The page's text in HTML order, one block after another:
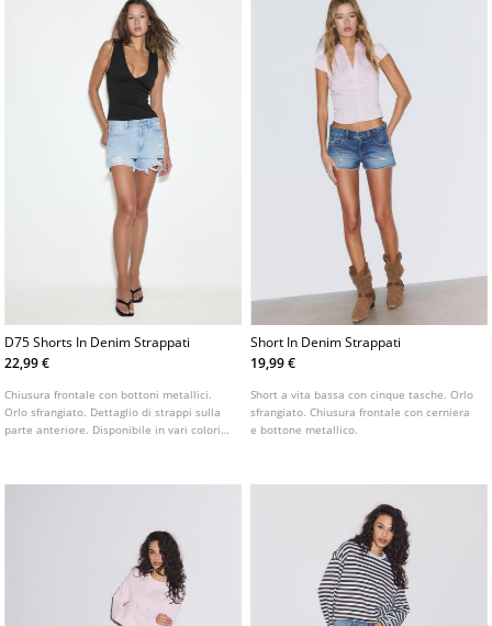
D75 Shorts In Denim Strappati
22,99 €
Chiusura frontale con bottoni metallici.
Orlo sfrangiato. Dettaglio di strappi sulla
parte anteriore. Disponibile in vari colori.
Short In Denim Strappati
19,99 €
Short a vita bassa con cinque tasche. Orlo
sfrangiato. Chiusura frontale con cerniera
e bottone metallico.